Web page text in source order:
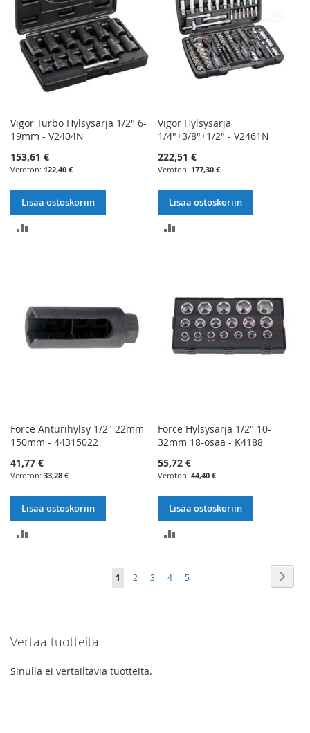
Vigor Turbo Hylsysarja 1/2" 6-
19mm - V2404N
153,61 €
122,40 €
Lisää ostoskoriin
Vigor Hylsysarja
1/4"+3/8"+1/2" - V2461N
222,51 €
177,30 €
Lisää ostoskoriin
Force Anturihylsy 1/2" 22mm
150mm - 44315022
41,77 €
33,28 €
Lisää ostoskoriin
Force Hylsysarja 1/2" 10-
32mm 18-osaa - K4188
55,72 €
44,40 €
Lisää ostoskoriin
You're
1 Sivu
2 Sivu
3 Sivu
4 Sivu
5
Vertaa tuotteita
Sinulla ei vertailtavia tuotteita.